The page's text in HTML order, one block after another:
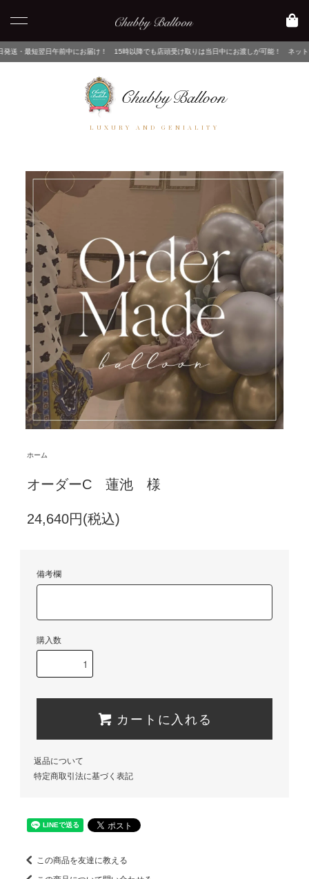
前中にお届け！ 15時以降でも店頭受け取りは当日中にお渡しが可能！ ネットでご注文後、
LUXURY AND GENIALITY
ホーム
オーダーC 蓮池 様
24,640円(税込)
備考欄
購入数
カートに入れる
返品について
特定商取引法に基づく表記
この商品を友達に教える